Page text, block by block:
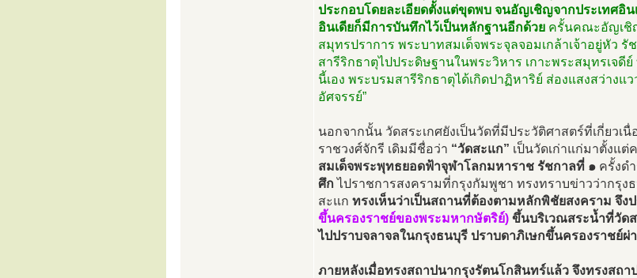
ประกอบโดยละเอียดตั้งแต่ขุดพบ จนอัญเชิญจากประเทศอิน
อินเดียก็มีการบันทึกไว้เป็นหลักฐานอีกด้วย ครั้นคณะอัญเชิ
สมุทรปราการ พระบาทสมเด็จพระจุลจอมเกล้าเจ้าอยู่หัว
สารีริกธาตุไปประดิษฐานในพระวิหาร เกาะพระสมุทรเจดี
นี้เอง พระบรมสารีริกธาตุได้เกิดปาฏิหาริย์ ส่องแสงสว่าง
อัศจรรย์”
นอกจากนั้น วัดสระเกศยังเป็นวัดที่มีประวัติศาสตร์ที่เกี่ยวเ
ราชวงศ์จักรี เดิมมีชื่อว่า “วัดสะแก” เป็นวัดเก่าแก่มาตั้งแต่
สมเด็จพระพุทธยอดฟ้าจุฬาโลกมหาราช รัชกาลที่ ๑ ครั้งด
ศึก ไปราชการสงครามที่กรุงกัมพูชา ทรงทราบข่าวว่ากรุง
สะแก ทรงเห็นว่าเป็นสถานที่ต้องตามหลักพิชัยสงคราม จึง
ขึ้นครองราชย์ของพระมหากษัตริย์) ขึ้นบริเวณสระน้ำที่วัด
ไปปราบจลาจลในกรุงธนบุรี ปราบดาภิเษกขึ้นครองราชย์
ภายหลังเมื่อทรงสถาปนากรุงรัตนโกสินทร์แล้ว จึงทรงสถา